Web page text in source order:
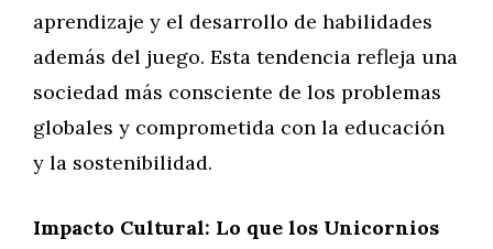
aprendizaje y el desarrollo de habilidades
además del juego. Esta tendencia refleja una
sociedad más consciente de los problemas
globales y comprometida con la educación
y la sostenibilidad.
Impacto Cultural: Lo que los Unicornios